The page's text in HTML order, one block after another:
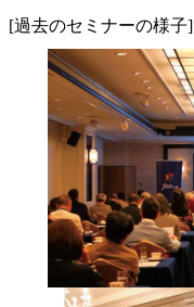
[過去のセミナーの様子]